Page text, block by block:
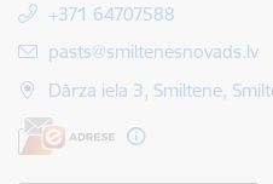
+371 64707588
E-pasts:
pasts@smiltenesnovads.lv
Dārza iela 3, Smiltene,